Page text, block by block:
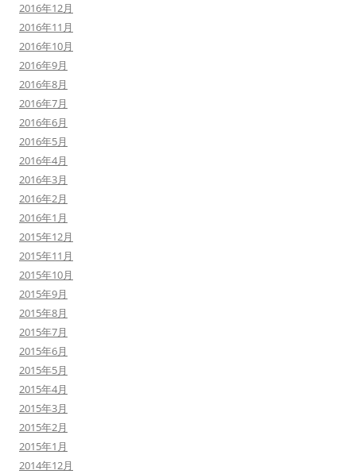
2016年12月
2016年11月
2016年10月
2016年9月
2016年8月
2016年7月
2016年6月
2016年5月
2016年4月
2016年3月
2016年2月
2016年1月
2015年12月
2015年11月
2015年10月
2015年9月
2015年8月
2015年7月
2015年6月
2015年5月
2015年4月
2015年3月
2015年2月
2015年1月
2014年12月